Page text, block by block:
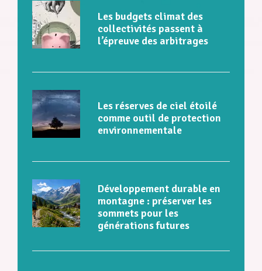
Les budgets climat des
collectivités passent à
l’épreuve des arbitrages
Les réserves de ciel étoilé
comme outil de protection
environnementale
Développement durable en
montagne : préserver les
sommets pour les
générations futures